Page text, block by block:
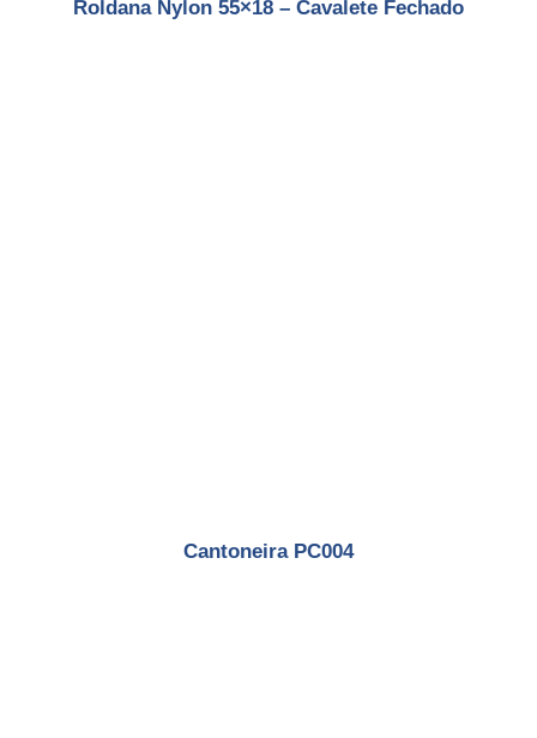
Roldana Nylon 55×18 – Cavalete Fechado
Cantoneira PC004